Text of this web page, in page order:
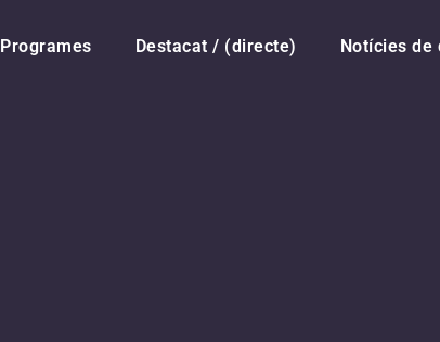
Programes Destacat / (directe) Notícies de